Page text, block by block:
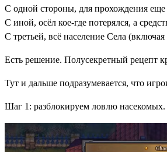
С одной стороны, для прохождения еще
С иной, осёл кое-где потерялся, а
С третьей, всё население Села
Есть решение. Полусекретный рецепт
Тут и дальше подразумевается, что
Шаг 1: разблокируем ловлю насекомых.